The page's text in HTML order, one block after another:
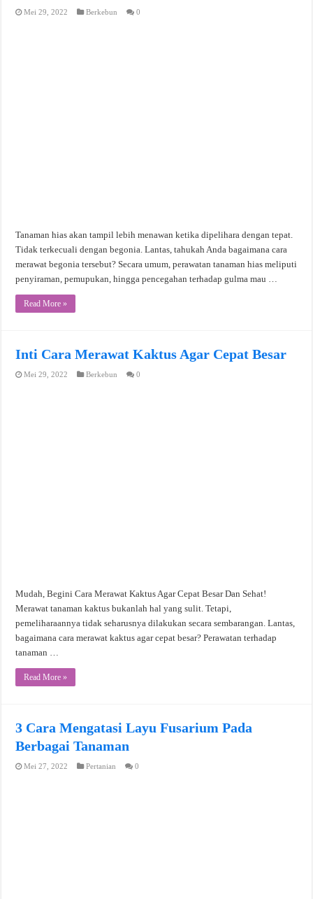
Mei 29, 2022 Berkebun 0
Tanaman hias akan tampil lebih menawan ketika dipelihara dengan tepat.
Tidak terkecuali dengan begonia. Lantas, tahukah Anda bagaimana cara
merawat begonia tersebut? Secara umum, perawatan tanaman hias meliputi
penyiraman, pemupukan, hingga pencegahan terhadap gulma mau …
Read More »
Inti Cara Merawat Kaktus Agar Cepat Besar
Mei 29, 2022 Berkebun 0
Mudah, Begini Cara Merawat Kaktus Agar Cepat Besar Dan Sehat!
Merawat tanaman kaktus bukanlah hal yang sulit. Tetapi,
pemeliharaannya tidak seharusnya dilakukan secara sembarangan. Lantas,
bagaimana cara merawat kaktus agar cepat besar? Perawatan terhadap
tanaman …
Read More »
3 Cara Mengatasi Layu Fusarium Pada
Berbagai Tanaman
Mei 27, 2022 Pertanian 0